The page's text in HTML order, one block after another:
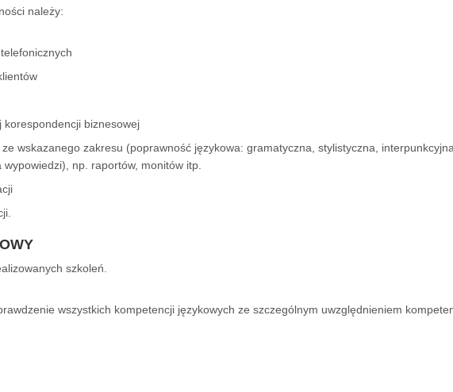
należy:
biznesowej
wskazanego zakresu (poprawność językowa: gramatyczna, stylistyczna,
np. raportów, monitów itp.
szkoleń.
wszystkich kompetencji językowych ze szczególnym uwzględnieniem
(42) 678 91 26
al. Kościuszki 93
Współpraca